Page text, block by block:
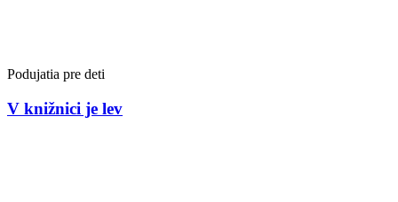
Podujatia pre deti
V knižnici je lev